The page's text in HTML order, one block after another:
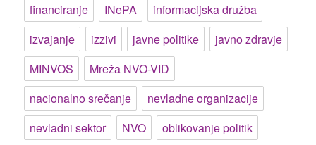
financiranje
INePA
informacijska družba
izvajanje
izzivi javne politike
javno zdravje
MINVOS
Mreža NVO-VID
nacionalno srečanje
nevladne organizacije
nevladni sektor
NVO
oblikovanje politik